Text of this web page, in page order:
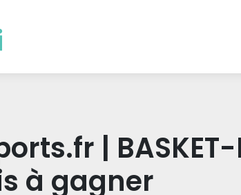
|
à gagner